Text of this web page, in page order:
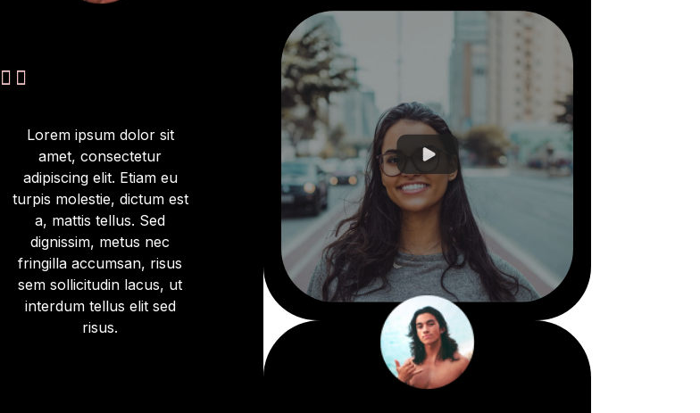
 
Lorem ipsum dolor sit
amet, consectetur
adipiscing elit. Etiam eu
turpis molestie, dictum est
a, mattis tellus. Sed
dignissim, metus nec
fringilla accumsan, risus
sem sollicitudin lacus, ut
interdum tellus elit sed
risus.